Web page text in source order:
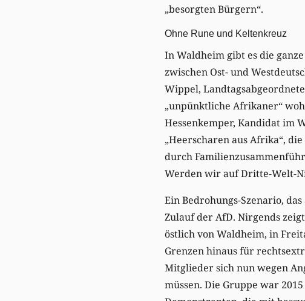
„besorgten Bürgern“.
Ohne Rune und Keltenkreuz
In Waldheim gibt es die
zwischen Ost- und
Wippel,
„unpünktliche Afrikaner“
Hessenkemper, Kandidat im
„Heerscharen aus Afrika“,
durch
Werden wir auf Dritte-Welt-
Ein Bedrohungs-Szenario,
Zulauf der AfD. Nirgends
östlich von Waldheim, in
Grenzen hinaus für
Mitglieder sich nun wegen
müssen. Die Gruppe war